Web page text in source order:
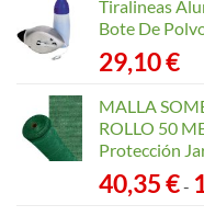
Tiralineas
Bote De
29,10€
MALLA
ROLLO 50
Protección
40,35€-